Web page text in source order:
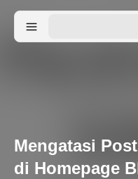
Mengatasi
di Homepage